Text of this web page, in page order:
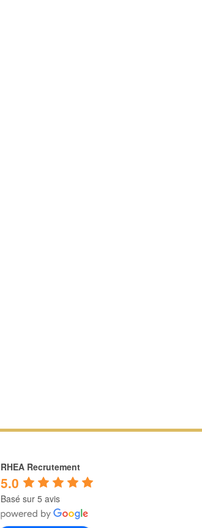
RHEA Recrutement
5.0
Basé sur 5 avis